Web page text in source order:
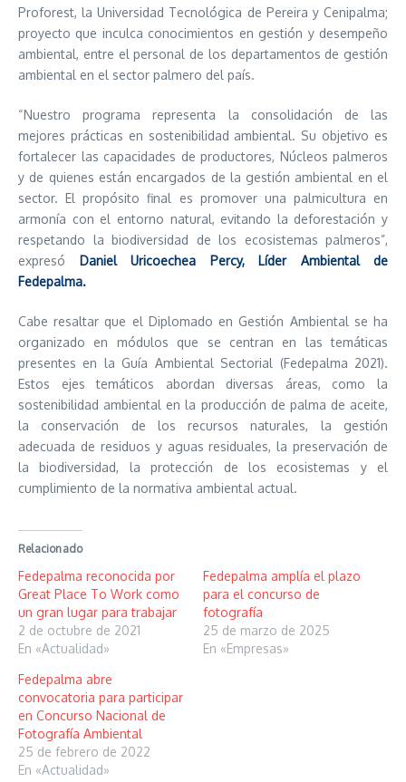
Proforest, la Universidad Tecnológica de Pereira y Cenipalma;
proyecto que inculca conocimientos en gestión y desempeño
ambiental, entre el personal de los departamentos de gestión
ambiental en el sector palmero del país.
“Nuestro programa representa la consolidación de las
mejores prácticas en sostenibilidad ambiental. Su objetivo es
fortalecer las capacidades de productores, Núcleos palmeros
y de quienes están encargados de la gestión ambiental en el
sector. El propósito final es promover una palmicultura en
armonía con el entorno natural, evitando la deforestación y
respetando la biodiversidad de los ecosistemas palmeros”,
expresó Daniel Uricoechea Percy, Líder Ambiental de
Fedepalma.
Cabe resaltar que el Diplomado en Gestión Ambiental se ha
organizado en módulos que se centran en las temáticas
presentes en la Guía Ambiental Sectorial (Fedepalma 2021).
Estos ejes temáticos abordan diversas áreas, como la
sostenibilidad ambiental en la producción de palma de aceite,
la conservación de los recursos naturales, la gestión
adecuada de residuos y aguas residuales, la preservación de
la biodiversidad, la protección de los ecosistemas y el
cumplimiento de la normativa ambiental actual.
Relacionado
Fedepalma reconocida por
Great Place To Work como
un gran lugar para trabajar
2 de octubre de 2021
En «Actualidad»
Fedepalma amplía el plazo
para el concurso de
fotografía
25 de marzo de 2025
En «Empresas»
Fedepalma abre
convocatoria para participar
en Concurso Nacional de
Fotografía Ambiental
25 de febrero de 2022
En «Actualidad»